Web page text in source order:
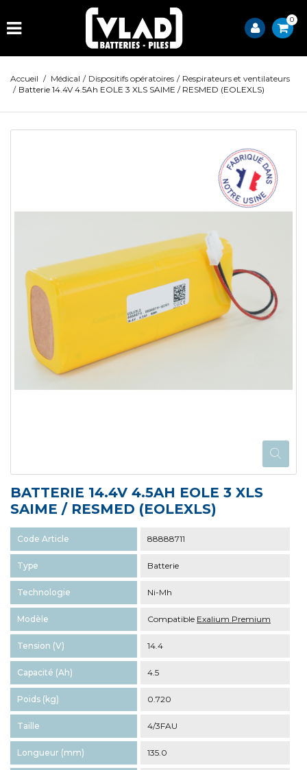
0
Accueil / Médical / Dispositifs opératoires / Respirateurs et ventilateurs
/ Batterie 14.4V 4.5Ah EOLE 3 XLS SAIME / RESMED (EOLEXLS)
BATTERIE 14.4V 4.5AH EOLE 3 XLS
SAIME / RESMED (EOLEXLS)
Code Article 88888711
Type Batterie
Technologie Ni-Mh
Modèle Compatible Exalium Premium
Tension (V) 14.4
Capacité (Ah) 4.5
Poids (kg) 0.720
Taille 4/3FAU
Longueur (mm) 135.0